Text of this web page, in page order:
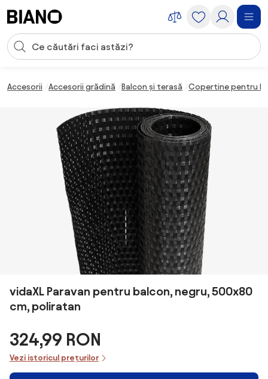
Introducerea căutării
Accesorii Accesorii grădină Balcon și terasă Copertine pentru
vidaXL Paravan pentru balcon, negru, 500x80
cm, poliratan
324,99 RON
Vezi istoricul prețurilor